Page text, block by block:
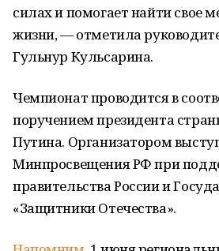
силах и помогает найти свое
жизни, — отметила
Гульнур Кульсарина.
Чемпионат проводится в
поручением президента
Путина. Организатором
Минпросвещения РФ при
правительства России и
«Защитники Отечества».